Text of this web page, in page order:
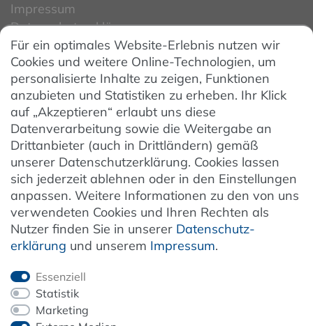
Impressum
Datenschutzerklärung
Datenschutzeinstellungen
AGB
Barrierefreiheit
Hinweise zur Batterieentsorgung
Entsorgung von Elektro-Altgeräten
Vertrag widerrufen
Newsletter
Jetzt anmelden
Für ein optimales Website-Erlebnis nutzen wir
Cookies und weitere Online-Technologien, um
personalisierte Inhalte zu zeigen, Funktionen
anzubieten und Statistiken zu erheben. Ihr Klick
auf „Akzeptieren“ erlaubt uns diese
Datenverarbeitung sowie die Weitergabe an
Drittanbieter (auch in Drittländern) gemäß
unserer Datenschutzerklärung. Cookies lassen
sich jederzeit ablehnen oder in den Einstellungen
anpassen. Weitere Informationen zu den von uns
verwendeten Cookies und Ihren Rechten als
Nutzer finden Sie in unserer Daten­schutz­
erklärung und unserem Impressum.
Essenziell
Statistik
Marketing